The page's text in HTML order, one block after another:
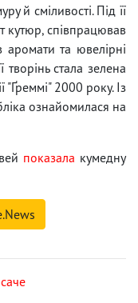
й сміливості. Під її
співпрацював
аромати та ювелірні
стала зелена
2000 року. Із
ознайомилася на
показала кумедну